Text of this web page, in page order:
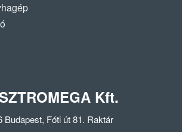
Kft.
Budapest, Fóti út 81. Raktár